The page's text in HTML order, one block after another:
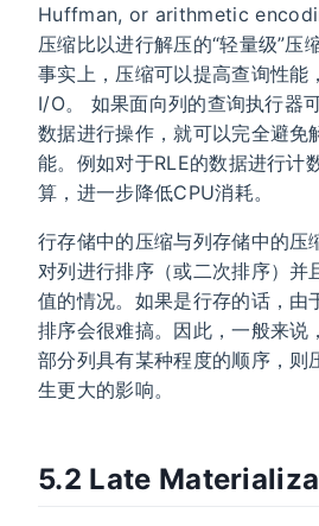
Huffman, or arithmetic
压缩比以进行解压的“轻量级”压
事实上，压缩可以提高查询性能
I/O。 如果面向列的查询执行器
数据进行操作，就可以完全避免
能。例如对于RLE的数据进行计
算，进一步降低CPU消耗。
行存储中的压缩与列存储中的压
对列进行排序（或二次排序）并
值的情况。如果是行存的话，由
排序会很难搞。因此，一般来说
部分列具有某种程度的顺序，则
生更大的影响。
5.2 Late